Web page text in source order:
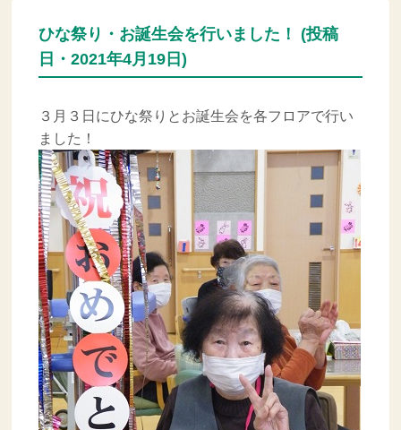
ひな祭り・お誕生会を行いました！ (投稿
日・2021年4月19日)
３月３日にひな祭りとお誕生会を各フロアで行い
ました！